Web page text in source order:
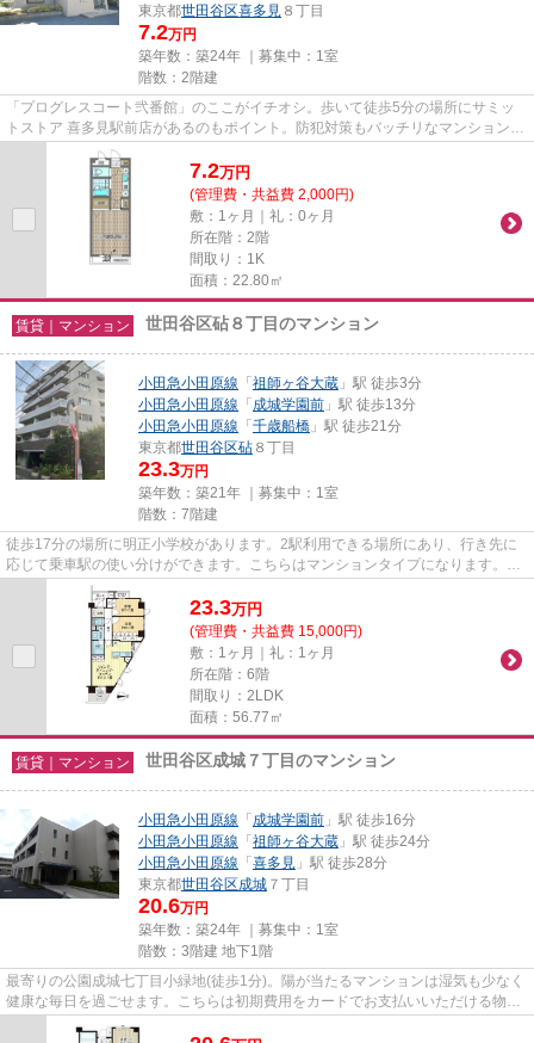
東京都世田谷区喜多見 ８丁目
7.2万円
築年数：築24年 ｜募集中： 1室
階数：2階建
「プログレスコート弐番館」のここがイチオシ。歩いて徒歩5分の場所にサミッ
トストア 喜多見駅前店があるのもポイント。防犯対策もバッチリなマンションタ
イプの物件です。マンション...
7.2万円
(管理費・共益費 2,000円)
敷：1ヶ月｜礼：0ヶ月
所在階：2階
間取り：1K
面積：22.80㎡
賃貸｜マンション 世田谷区砧８丁目のマンション
小田急小田原線 「祖師ヶ谷大蔵 」駅 徒歩3分
小田急小田原線 「成城学園前 」駅 徒歩13分
小田急小田原線 「千歳船橋 」駅 徒歩21分
東京都世田谷区砧 ８丁目
23.3万円
築年数：築21年 ｜募集中： 1室
階数：7階建
徒歩17分の場所に明正小学校があります。2駅利用できる場所にあり、行き先に
応じて乗車駅の使い分けができます。こちらはマンションタイプになります。徒
歩3分で駅にアクセス可能な、...
23.3万円
(管理費・共益費 15,000円)
敷：1ヶ月｜礼：1ヶ月
所在階：6階
間取り：2LDK
面積：56.77㎡
賃貸｜マンション 世田谷区成城７丁目のマンション
小田急小田原線 「成城学園前 」駅 徒歩16分
小田急小田原線 「祖師ヶ谷大蔵 」駅 徒歩24分
小田急小田原線 「喜多見 」駅 徒歩28分
東京都世田谷区成城 ７丁目
20.6万円
築年数：築24年 ｜募集中： 1室
階数：3階建 地下1階
最寄りの公園成城七丁目小緑地(徒歩1分)。陽が当たるマンションは湿気も少なく
健康な毎日を過ごせます。こちらは初期費用をカードでお支払いいただける物件
です。防犯対策もバッチリな...